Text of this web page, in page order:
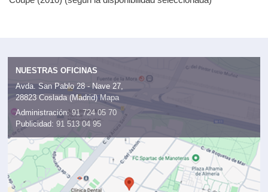
NUESTRAS OFICINAS
Avda. San Pablo 28 - Nave 27,
28823 Coslada (Madrid) Mapa
Administración: 91 724 05 70
Publicidad: 91 513 04 95